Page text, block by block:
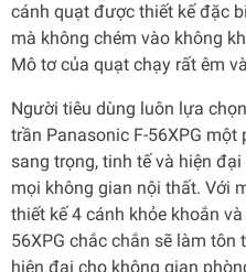
cánh quạt được thiết kế đặc
mà không chém vào không
Mô tơ của quạt chạy rất êm
Người tiêu dùng luôn lựa
trần Panasonic F-56XPG
sang trọng, tinh tế và hiện
mọi không gian nội thất. Với
thiết kế 4 cánh khỏe khoắn
56XPG chắc chắn sẽ làm tôn
hiện đại cho không gian